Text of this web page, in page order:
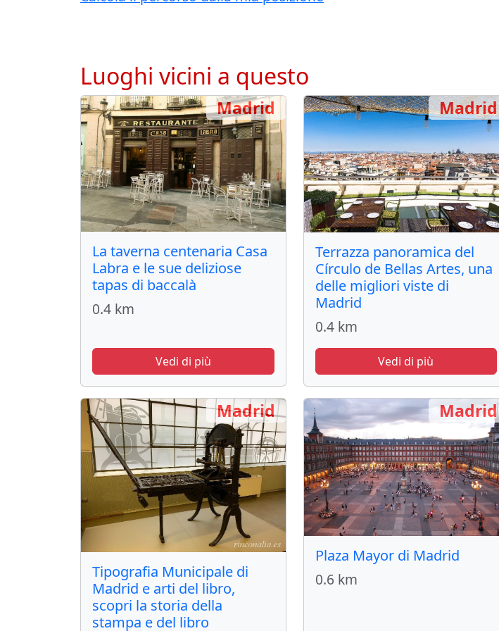
Luoghi vicini a questo
La taverna centenaria Casa
Labra e le sue deliziose
tapas di baccalà
0.4 km
Vedi di più
Madrid
Terrazza panoramica del
Círculo de Bellas Artes, una
delle migliori viste di
Madrid
0.4 km
Vedi di più
Madrid
Tipografia Municipale di
Madrid e arti del libro,
scopri la storia della
stampa e del libro
Madrid
Plaza Mayor di Madrid
0.6 km
Madrid